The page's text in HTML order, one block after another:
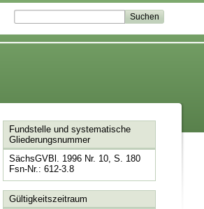
Fundstelle und systematische
Gliederungsnummer
SächsGVBl. 1996 Nr. 10, S. 180
Fsn-Nr.: 612-3.8
Gültigkeitszeitraum